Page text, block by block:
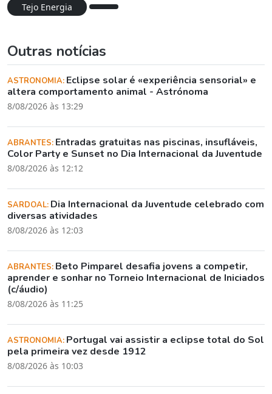
Tejo Energia
Outras notícias
ASTRONOMIA: Eclipse solar é «experiência sensorial» e
altera comportamento animal - Astrónoma
8/08/2026 às 13:29
ABRANTES: Entradas gratuitas nas piscinas, insufláveis,
Color Party e Sunset no Dia Internacional da Juventude
8/08/2026 às 12:12
SARDOAL: Dia Internacional da Juventude celebrado com
diversas atividades
8/08/2026 às 12:03
ABRANTES: Beto Pimparel desafia jovens a competir,
aprender e sonhar no Torneio Internacional de Iniciados
(c/áudio)
8/08/2026 às 11:25
ASTRONOMIA: Portugal vai assistir a eclipse total do Sol
pela primeira vez desde 1912
8/08/2026 às 10:03